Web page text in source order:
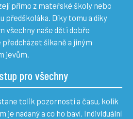
přímo z mateřské školy nebo
předškoláka. Díky tomu a díky
všechny naše děti dobře
předcházet šikaně a jiným
jevům.
pro všechny
tolik pozornosti a času, kolik
je nadaný a co ho baví. Individuální